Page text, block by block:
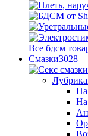
Все бдсм
Смазки3028
На
На